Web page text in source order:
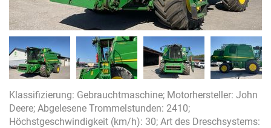
Klassifizierung: Gebrauchtmaschine; Motorhersteller: John
Deere; Abgelesene Trommelstunden: 2410;
Höchstgeschwindigkeit (km/h): 30; Art des Dreschsystems: